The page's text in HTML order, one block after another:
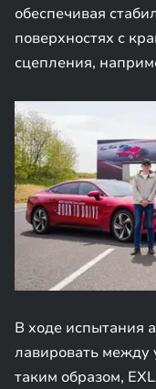
обеспечивая
поверхностях с
сцепления,
В ходе испытания
лавировать
таким образом,